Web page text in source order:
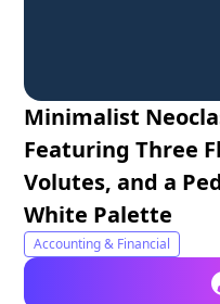
免費工具
Minimalist
Featuring Three
Volutes, and a
White Palette
Accounting & Financial